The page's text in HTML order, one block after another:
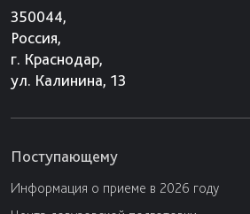
350044,
Россия,
г. Краснодар,
ул. Калинина, 13
Поступающему
Информация о приеме в 2026 году